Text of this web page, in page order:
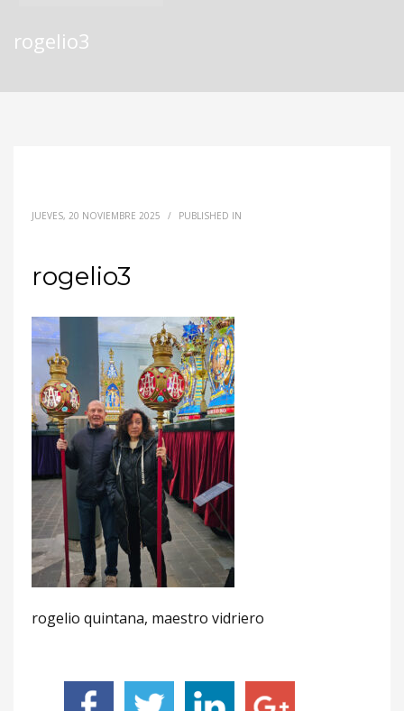
rogelio3
JUEVES, 20 NOVIEMBRE 2025 / PUBLISHED IN
rogelio3
rogelio quintana, maestro vidriero